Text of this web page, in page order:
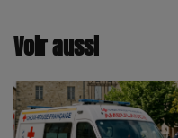
Voir aussi